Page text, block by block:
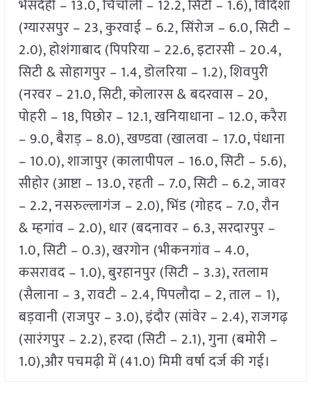
भैंसदेही – 13.0, चिचोली – 12.2, सिटी – 1.6), विदिशा
(ग्यारसपुर – 23, कुरवाई – 6.2, सिंरोज – 6.0, सिटी –
2.0), होशंगाबाद (पिपरिया – 22.6, इटारसी – 20.4,
सिटी & सोहागपुर – 1.4, डोलरिया – 1.2), शिवपुरी
(नरवर – 21.0, सिटी, कोलारस & बदरवास – 20,
पोहरी – 18, पिछोर – 12.1, खनियाधाना – 12.0, करैरा
– 9.0, बैराड़ – 8.0), खण्डवा (खालवा – 17.0, पंधाना
– 10.0), शाजापुर (कालापीपल – 16.0, सिटी – 5.6),
सीहोर (आष्टा – 13.0, रहती – 7.0, सिटी – 6.2, जावर
– 2.2, नसरुल्लागंज – 2.0), भिंड (गोहद – 7.0, रौन
& म्हगांव – 2.0), धार (बदनावर – 6.3, सरदारपुर –
1.0, सिटी – 0.3), खरगोन (भीकनगांव – 4.0,
कसरावद – 1.0), बुरहानपुर (सिटी – 3.3), रतलाम
(सैलाना – 3, रावटी – 2.4, पिपलौदा – 2, ताल – 1),
बड़वानी (राजपुर – 3.0), इंदौर (सांवेर – 2.4), राजगढ़
(सारंगपुर – 2.2), हरदा (सिटी – 2.1), गुना (बमोरी –
1.0),और पचमढ़ी में (41.0) मिमी वर्षा दर्ज की गई।